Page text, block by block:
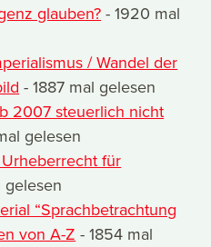
glauben? - 1920 mal
/ Wandel der
- 1887 mal gelesen
2007 steuerlich nicht
gelesen
für
gelesen
“Sprachbetrachtung
von A-Z - 1854 mal